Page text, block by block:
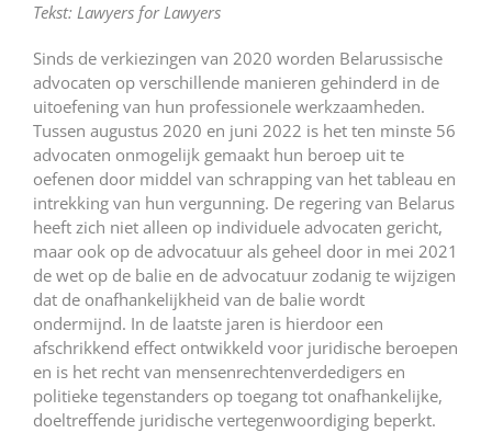
Tekst: Lawyers for Lawyers
Sinds de verkiezingen van 2020 worden Belarussische
advocaten op verschillende manieren gehinderd in de
uitoefening van hun professionele werkzaamheden.
Tussen augustus 2020 en juni 2022 is het ten minste 56
advocaten onmogelijk gemaakt hun beroep uit te
oefenen door middel van schrapping van het tableau en
intrekking van hun vergunning. De regering van Belarus
heeft zich niet alleen op individuele advocaten gericht,
maar ook op de advocatuur als geheel door in mei 2021
de wet op de balie en de advocatuur zodanig te wijzigen
dat de onafhankelijkheid van de balie wordt
ondermijnd. In de laatste jaren is hierdoor een
afschrikkend effect ontwikkeld voor juridische beroepen
en is het recht van mensenrechtenverdedigers en
politieke tegenstanders op toegang tot onafhankelijke,
doeltreffende juridische vertegenwoordiging beperkt.